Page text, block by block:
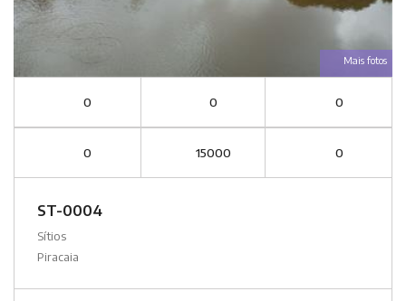
Mais fotos
0 0 0
0 15000 0
ST-0004
Sítios
Piracaia